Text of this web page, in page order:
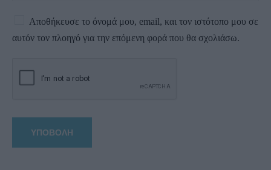
Αποθήκευσε το όνομά μου, email, και τον ιστότοπο μου σε
αυτόν τον πλοηγό για την επόμενη φορά που θα σχολιάσω.